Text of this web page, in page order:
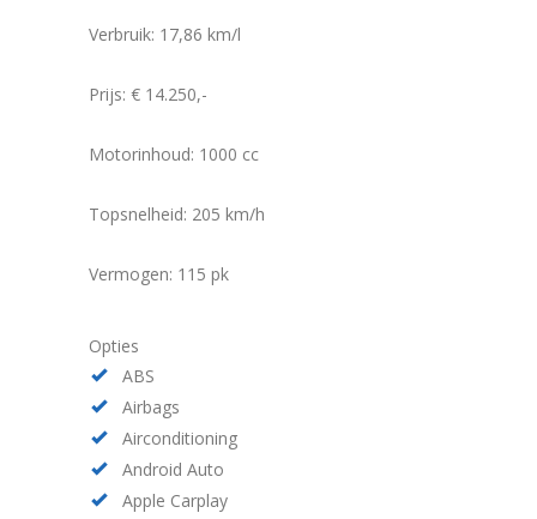
Verbruik: 17,86 km/l
Prijs: € 14.250,-
Motorinhoud: 1000 cc
Topsnelheid: 205 km/h
Vermogen: 115 pk
Opties
ABS
Airbags
Airconditioning
Android Auto
Apple Carplay